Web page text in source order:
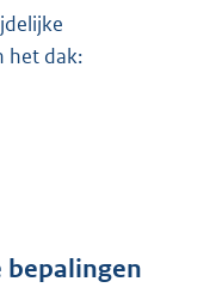
het dak:
bepalingen